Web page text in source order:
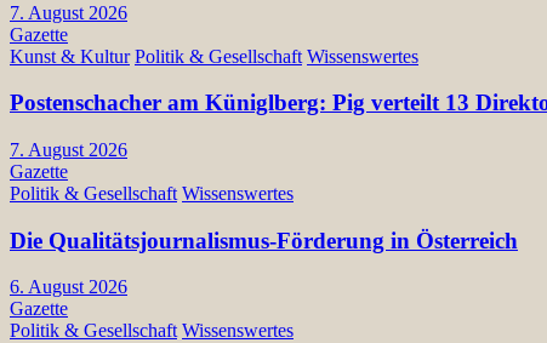
7. August 2026
Gazette
Kunst & Kultur Politik & Gesellschaft Wissenswertes
Postenschacher am Küniglberg: Pig verteilt 13
7. August 2026
Gazette
Politik & Gesellschaft Wissenswertes
Die Qualitätsjournalismus-Förderung in Österreich
6. August 2026
Gazette
Politik & Gesellschaft Wissenswertes